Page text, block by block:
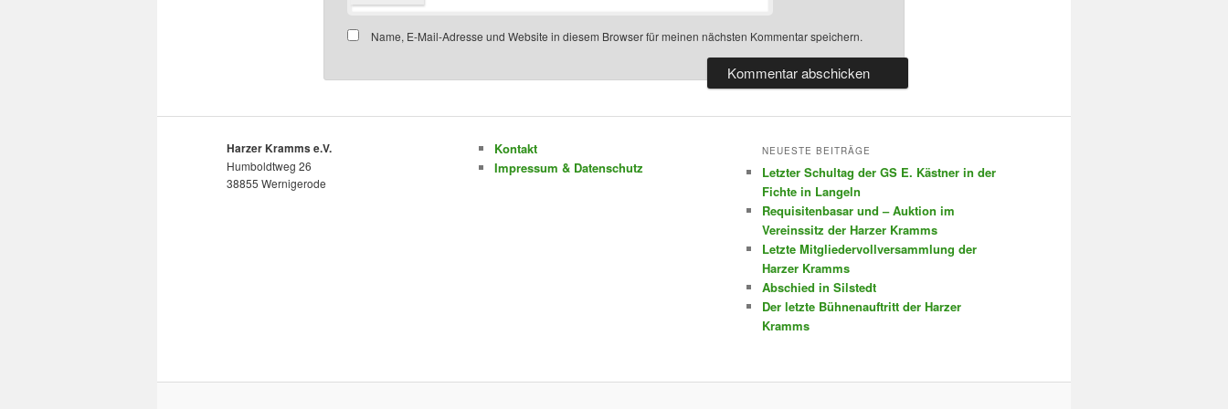
Name, E-Mail-Adresse und Website in diesem Browser für meinen nächsten Kommentar speichern.
Harzer Kramms e.V.
Humboldtweg 26
38855 Wernigerode
Kontakt
Impressum & Datenschutz
NEUESTE BEITRÄGE
Letzter Schultag der GS E. Kästner in der
Fichte in Langeln
Requisitenbasar und – Auktion im
Vereinssitz der Harzer Kramms
Letzte Mitgliedervollversammlung der
Harzer Kramms
Abschied in Silstedt
Der letzte Bühnenauftritt der Harzer
Kramms